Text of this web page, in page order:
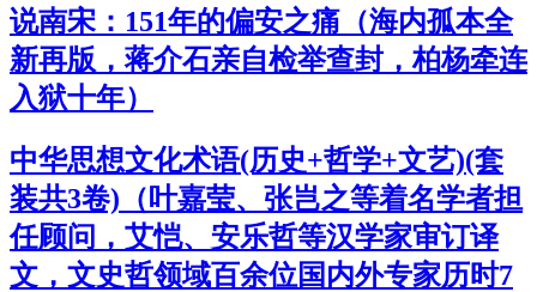
说南宋：151年的偏安之痛（海内孤本全
新再版，蒋介石亲自检举查封，柏杨牵连
入狱十年）
中华思想文化术语(历史+哲学+文艺)(套
装共3卷)（叶嘉莹、张岂之等着名学者担
任顾问，艾恺、安乐哲等汉学家审订译
文，文史哲领域百余位国内外专家历时7